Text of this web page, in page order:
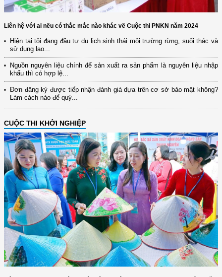
Liên hệ với ai nếu có thắc mắc nào khác về Cuộc thi PNKN năm 2024
Hiện tại tôi đang đầu tư du lịch sinh thái môi trường rừng, suối thác và
sử dụng lao...
Nguồn nguyên liệu chính để sản xuất ra sản phẩm là nguyên liệu nhập
khẩu thì có hợp lệ...
Đơn đăng ký được tiếp nhận đánh giá dựa trên cơ sở bảo mật không?
Làm cách nào để quý...
CUỘC THI KHỞI NGHIỆP